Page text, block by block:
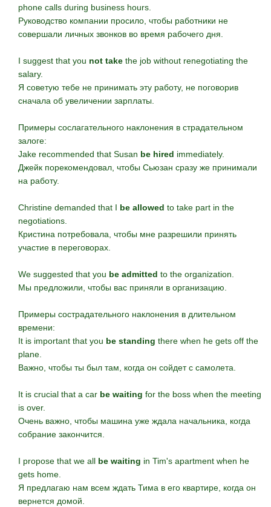
phone calls during business hours.
Руководство компании просило, чтобы работники не
совершали личных звонков во время рабочего дня.
I suggest that you not take the job without renegotiating the
salary.
Я советую тебе не принимать эту работу, не поговорив
сначала об увеличении зарплаты.
Примеры сослагательного наклонения в страдательном
залоге:
Jake recommended that Susan be hired immediately.
Джейк порекомендовал, чтобы Сьюзан сразу же принимали
на работу.
Christine demanded that I be allowed to take part in the
negotiations.
Кристина потребовала, чтобы мне разрешили принять
участие в переговорах.
We suggested that you be admitted to the organization.
Мы предложили, чтобы вас приняли в организацию.
Примеры сострадательного наклонения в длительном
времени:
It is important that you be standing there when he gets off the
plane.
Важно, чтобы ты был там, когда он сойдет с самолета.
It is crucial that a car be waiting for the boss when the meeting
is over.
Очень важно, чтобы машина уже ждала начальника, когда
собрание закончится.
I propose that we all be waiting in Tim's apartment when he
gets home.
Я предлагаю нам всем ждать Тима в его квартире, когда он
вернется домой.